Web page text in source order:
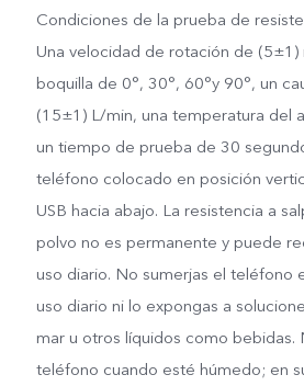
Condiciones de la prueba de
Una velocidad de rotación de (5±1)
boquilla de 0°, 30°, 60°y 90°, un
(15±1) L/min, una temperatura del
un tiempo de prueba de 30
teléfono colocado en posición
USB hacia abajo. La resistencia a
polvo no es permanente y puede
uso diario. No sumerjas el teléfono
uso diario ni lo expongas a
mar u otros líquidos como bebidas.
teléfono cuando esté húmedo; en